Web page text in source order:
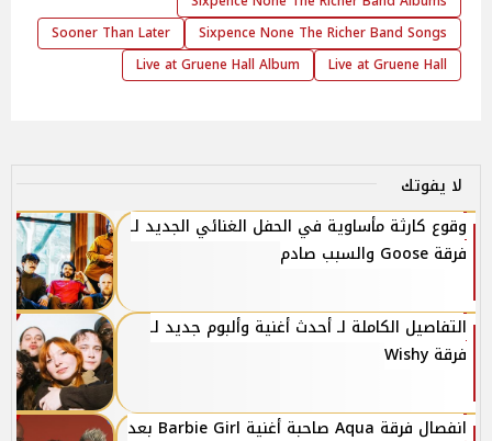
Sixpence None The Richer Band Songs
Sooner Than Later
Live at Gruene Hall
Live at Gruene Hall Album
لا يفوتك
وقوع كارثة مأساوية في الحفل الغنائي الجديد لـ
فرقة Goose والسبب صادم
التفاصيل الكاملة لـ أحدث أغنية وألبوم جديد لـ
فرقة Wishy
انفصال فرقة Aqua صاحبة أغنية Barbie Girl بعد